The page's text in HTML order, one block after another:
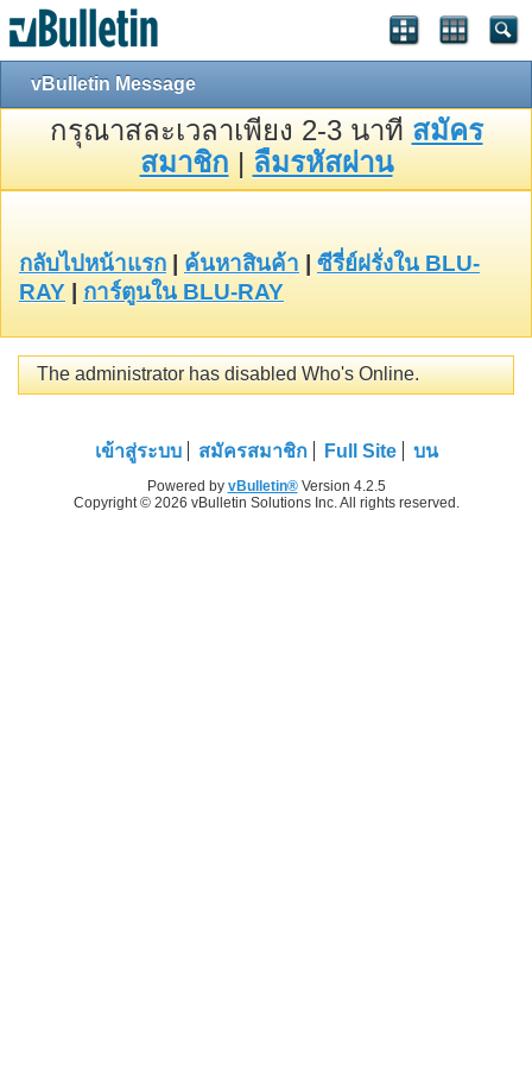
vBulletin Message
กรุณาสละเวลาเพียง 2-3 นาที สมัคร
สมาชิก | ลืมรหัสผ่าน
กลับไปหน้าแรก ค้นหาสินค้า
ซีรี่ย์ฝรั่งใน BLU-
RAY
การ์ตูนใน BLU-RAY
The administrator has disabled Who's Online.
เข้าสู่ระบบ สมัครสมาชิก Full Site บน
Powered by vBulletin®Version 4.2.5
Copyright © 2026 vBulletin Solutions Inc. All rights reserved.